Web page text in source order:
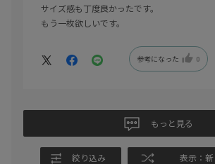
サイズ感も丁度良かったです。
もう一枚欲しいです。
参考になった 0
もっと見る
絞り込み 表示：